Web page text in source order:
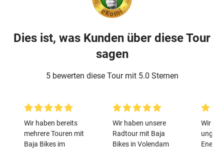
Dies ist, was Kunden über diese Tour
sagen
5 bewerten diese Tour mit 5.0 Sternen
Wir haben bereits
mehrere Touren mit
Baja Bikes im
Wir haben unsere
Radtour mit Baja
Bikes in Volendam
Wir